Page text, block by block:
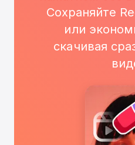
Сохраняйте
или
скачивая